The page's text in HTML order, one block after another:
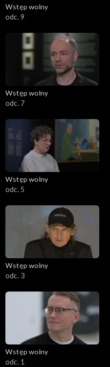
Wstęp wolny
odc. 9
Wstęp wolny
odc. 7
Wstęp wolny
odc. 5
Wstęp wolny
odc. 3
Wstęp wolny
odc. 1